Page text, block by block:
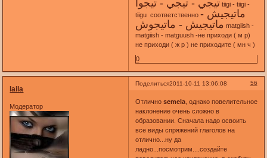
تيجي - تيجي - تيجواtiigi - tiigi -
tiigu соответственно ماتيجيش -
ماتيجيش - ماتيجوش matgiish -
matgiish - matguush -не приходи ( м р)
не приходи ( ж р ) не приходите ( мн ч )
0
Поделиться 56
2011-10-11 13:06:08
laila
Модератор
Отлично semela, однако повелительное
наклонение очень сложно в
образовании. Сначала надо освоить
все виды спряжений глаголов на
отлично...ну да
ладно...посмотрим....создайте